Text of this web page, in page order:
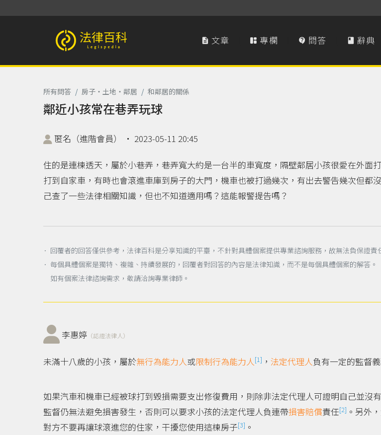
法律百科 Legispedia  文章  專欄  問答  辭典
所有問答 / 房子‧土地‧鄰居 / 和鄰居的關係
鄰近小孩常在巷弄玩球
匿名（進階會員） ‧ 2023-05-11 20:45
住的是連棟透天，屬於小巷弄，巷弄寬大約是一台半的車寬度，隔壁鄰居小孩很愛在外面
打到自家車，有時也會滾進車庫到房子的大門，機車也被打過幾次，有出去警告幾次但都
己查了一些法律相關知識，但也不知道適用嗎？這能報警提告嗎？
． 回覆者的回答僅供參考，法律百科是分享知識的平臺，不針對具體個案提供專業諮詢服務，故無法負保證責
． 每個具體個案是獨特、複雜、持續發展的，回覆者對回答的內容是法律知識，而不是每個具體個案的解答。
如有個案法律諮詢需求，敬請洽詢專業律師。
李惠婷 （認證法律人）
未滿十八歲的小孩，屬於無行為能力人或限制行為能力人[1] ， 法定代理人負有一定的監督義
如果汽車和機車已經被球打到毀損需要支出修復費用，則除非法定代理人可證明自己並沒
監督仍無法避免損害發生，否則可以要求小孩的法定代理人負連帶損害賠償責任[2] 。另外
對方不要再讓球滾進您的住家，干擾您使用這棟房子[3] 。